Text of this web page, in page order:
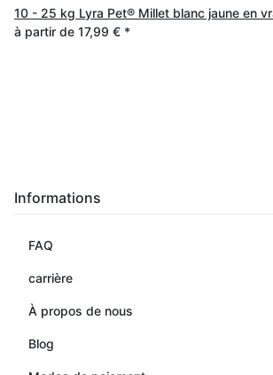
10 - 25 kg Lyra Pet® Millet blanc jaune en
à partir de 17,99 € *
Informations
FAQ
carrière
À propos de nous
Blog